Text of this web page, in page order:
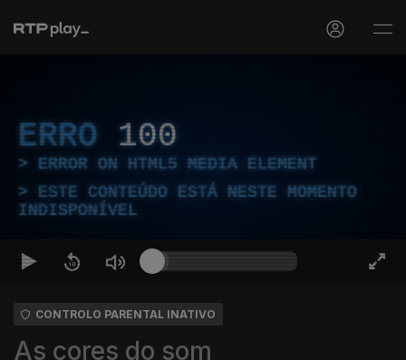
ERRO 100
ERROR ON HTML5 MEDIA ELEMENT
ESTE CONTEÚDO ESTÁ NESTE MOMENTO
INDISPONÍVEL
CONTROLO PARENTAL INATIVO
As cores do som